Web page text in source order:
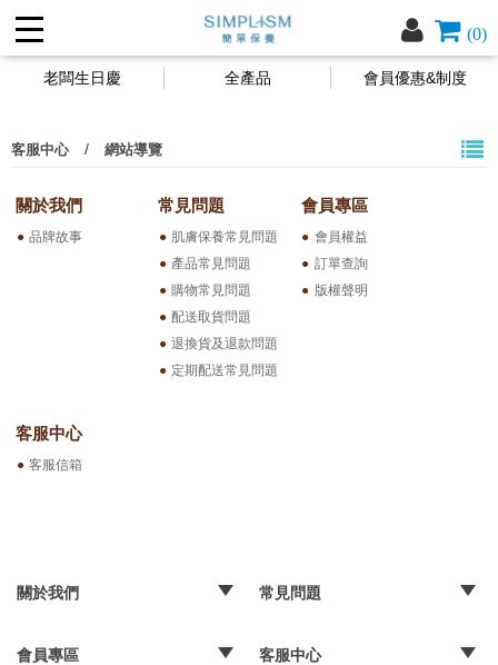
(0)
老闆生日慶 全產品 會員優惠&制度
客服中心/ 網站導覽
關於我們
品牌故事
常見問題
肌膚保養常見問題
產品常見問題
購物常見問題
配送取貨問題
退換貨及退款問題
定期配送常見問題
會員專區
會員權益
訂單查詢
版權聲明
客服中心
客服信箱
關於我們 常見問題
會員專區
客服中心